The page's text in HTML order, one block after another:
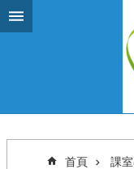
跳到主要內容區塊
首頁 課